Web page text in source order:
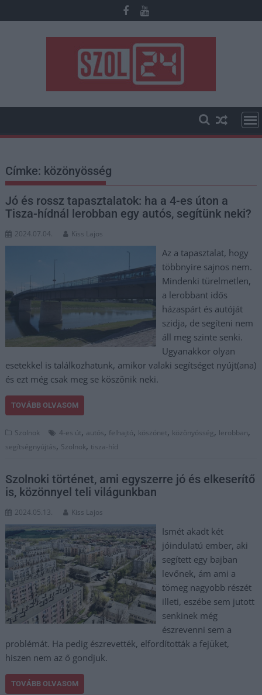
to
Címke: közönyösség
Jó és rossz tapasztalatok: ha a 4-es úton a
Tisza-hídnál lerobban egy autós, segítünk neki?
2024.07.04. Kiss Lajos
Az a tapasztalat, hogy
többnyire sajnos nem.
Mindenki türelmetlen,
a lerobbant idős
házaspárt és autóját
szidja, de segíteni nem
áll meg szinte senki.
Ugyanakkor olyan
esetekkel is találkozhatunk, amikor valaki segítséget nyújt(ana)
és ezt még csak meg se köszönik neki.
TOVÁBB OLVASOM
Szolnok 4-es út, autós, felhajtó, köszönet, közönyösség, lerobban,
segítségnyújtás, Szolnok, tisza-híd
Szolnoki történet, ami egyszerre jó és elkeserítő
is, közönnyel teli világunkban
2024.05.13. Kiss Lajos
Ismét akadt két
jóindulatú ember, aki
segített egy bajban
levőnek, ám ami a
tömeg nagyobb részét
illeti, eszébe sem jutott
senkinek még
észrevenni sem a
problémát. Ha pedig észrevették, elfordították a fejüket,
hiszen nem az ő gondjuk.
TOVÁBB OLVASOM